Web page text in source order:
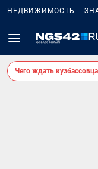
НЕДВИЖИМОСТЬ
Чего ждать